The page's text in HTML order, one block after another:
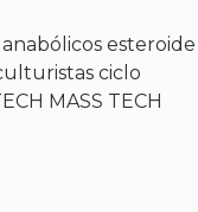
esteroide
ciclo
MASS TECH